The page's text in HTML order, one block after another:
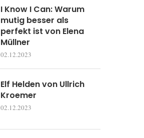
I Know I Can: Warum
mutig besser als
perfekt ist von Elena
Müllner
02.12.2023
Elf Helden von Ullrich
Kroemer
02.12.2023